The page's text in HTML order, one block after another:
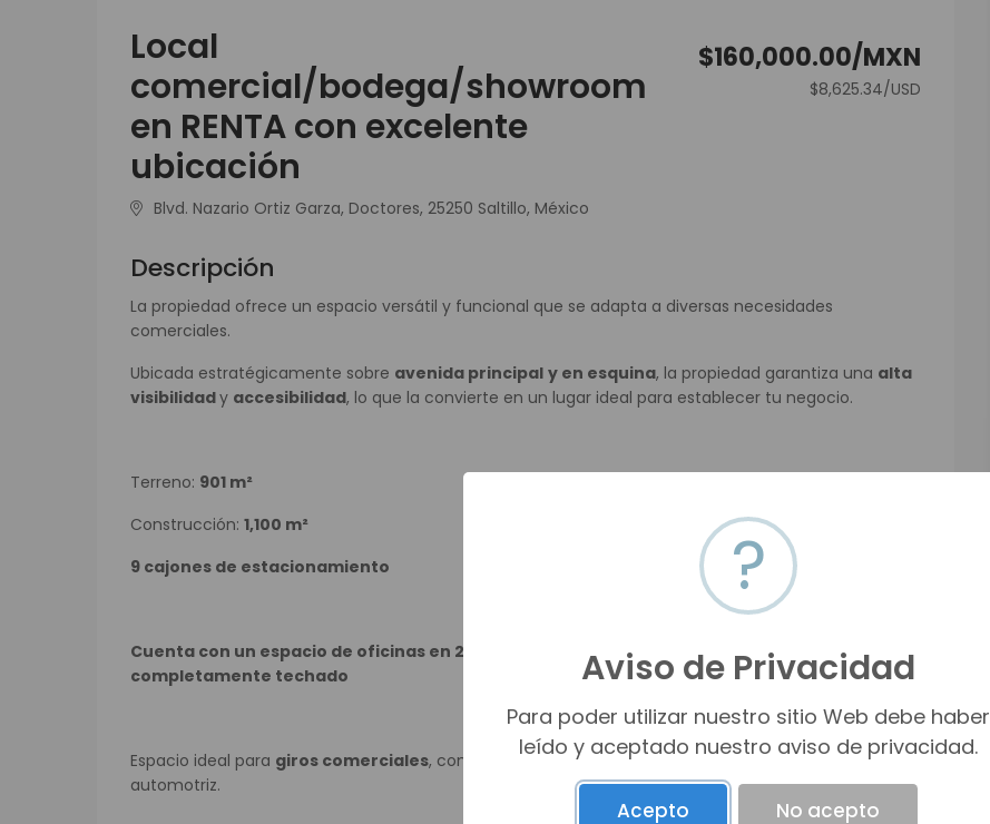
Local
comercial/bodega/showroom
en RENTA con excelente
ubicación
Blvd. Nazario Ortiz Garza, Doctores, 25250 Saltillo, México
$160,000.00/MXN
$8,625.34/USD
Descripción
La propiedad ofrece un espacio versátil y funcional que se adapta a diversas necesidades
comerciales.
Ubicada estratégicamente sobre avenida principal y en esquina, la propiedad garantiza una alta
visibilidady accesibilidad, lo que la convierte en un lugar ideal para establecer tu negocio.
Terreno: 901 m²
Construcción: 1,100 m²
9 cajones de estacionamiento
Cuenta con un espacio de oficinas en 2 niveles + bodega/espacio para showroom
completamente techado
Espacio ideal para giros comerciales, como restaurante, showroom, bodega con oficinas, taller
automotriz.
?
Aviso de Privacidad
Para poder utilizar nuestro sitio Web debe haber
leído y aceptado nuestro aviso de privacidad.
Acepto No acepto